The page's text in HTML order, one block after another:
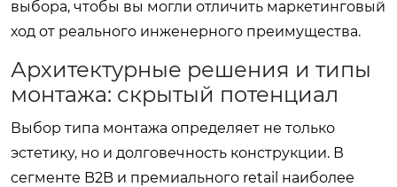
выбора, чтобы вы могли отличить маркетинговый
ход от реального инженерного преимущества.
Архитектурные решения и типы
монтажа: скрытый потенциал
Выбор типа монтажа определяет не только
эстетику, но и долговечность конструкции. В
сегменте B2B и премиального retail наиболее